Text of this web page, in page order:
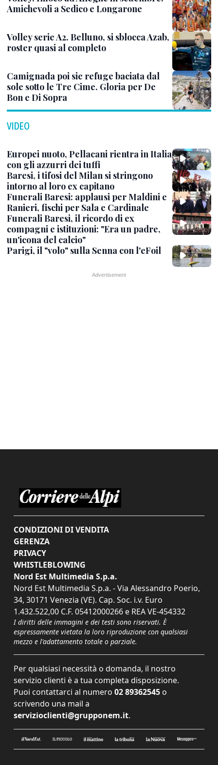
Amichevoli a Sedico e Longarone
Volley serie A2. Belluno, si sblocca Azab,
roster quasi al completo
Camignada poi sie refuge baciata dal
sole sotto le Tre Cime. Gloria per De
Bon e Di Sopra
VIDEO
Europei nuoto, Pellacani rientra in Italia
con gli azzurri dei tuffi
Baresi, i tifosi del Milan si stringono
intorno al loro ex capitano
Funerali Baresi: applausi per Maldini e
Ranieri, fischi per Sala e Cardinale
Funerali Baresi, il ricordo di ex
compagni e istituzioni: "Era un padre,
un'icona del calcio"
Parigi, il "volo" sulla Senna con l'eFoil
CONDIZIONI DI VENDITA
GERENZA
PRIVACY
WHISTLEBLOWING
Nord Est Multimedia S.p.a.
Nord Est Multimedia S.p.a. - Via Alessandro Poerio,
34, 30171 Venezia (VE). Cap. Soc. i.v. Euro
1.432.522,00 C.F. 05412000266 e REA VE-454332
I diritti delle immagini e dei testi sono riservati. È
espressamente vietata la loro riproduzione con qualsiasi
mezzo e l'adattamento totale o parziale.
Per qualsiasi necessità o domanda, il nostro
servizio clienti è a tua completa disposizione.
Puoi contattarci al numero 02 89362545 o
scrivendo una mail a
servizioclienti@grupponem.it.